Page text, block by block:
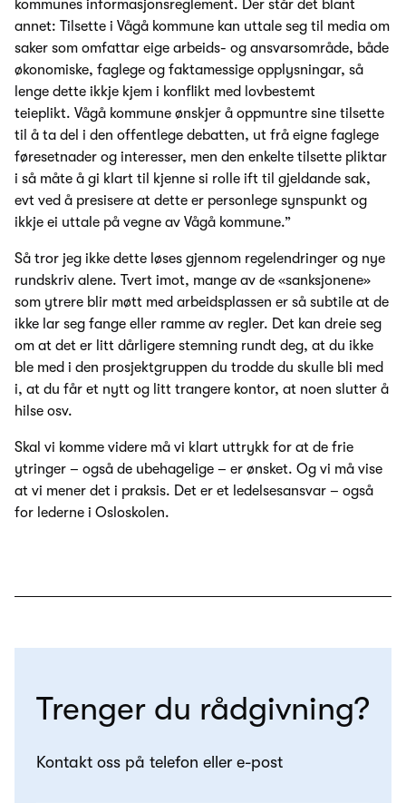
kommunes informasjonsreglement. Der står det blant
annet: Tilsette i Vågå kommune kan uttale seg til media om
saker som omfattar eige arbeids- og ansvarsområde, både
økonomiske, faglege og faktamessige opplysningar, så
lenge dette ikkje kjem i konflikt med lovbestemt
teieplikt. Vågå kommune ønskjer å oppmuntre sine tilsette
til å ta del i den offentlege debatten, ut frå eigne faglege
føresetnader og interesser, men den enkelte tilsette pliktar
i så måte å gi klart til kjenne si rolle ift til gjeldande sak,
evt ved å presisere at dette er personlege synspunkt og
ikkje ei uttale på vegne av Vågå kommune.”
Så tror jeg ikke dette løses gjennom regelendringer og nye
rundskriv alene. Tvert imot, mange av de «sanksjonene»
som ytrere blir møtt med arbeidsplassen er så subtile at de
ikke lar seg fange eller ramme av regler. Det kan dreie seg
om at det er litt dårligere stemning rundt deg, at du ikke
ble med i den prosjektgruppen du trodde du skulle bli med
i, at du får et nytt og litt trangere kontor, at noen slutter å
hilse osv.
Skal vi komme videre må vi klart uttrykk for at de frie
ytringer – også de ubehagelige – er ønsket. Og vi må vise
at vi mener det i praksis. Det er et ledelsesansvar – også
for lederne i Osloskolen.
Trenger du rådgivning?
Kontakt oss på telefon eller e-post